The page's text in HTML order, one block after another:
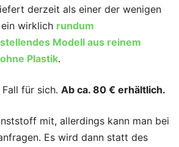
derzeit als einer der wenigen
wirklich rundum
Modell aus reinem
Plastik.
für sich. Ab ca. 80 € erhältlich.
mit, allerdings kann man bei
Es wird dann statt des